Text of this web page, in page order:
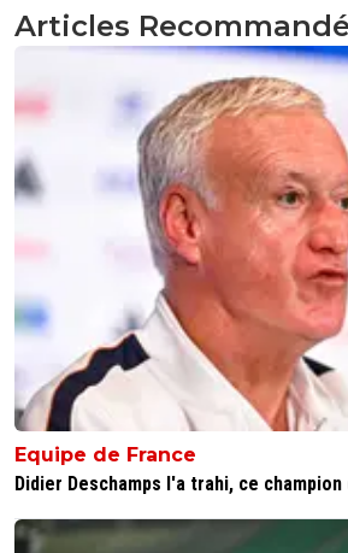
Je ne sais pas d'où
paraissent très
baissé son salaire
parle de 6M€
0 + Répondre
stadwylk 14 août 2021 à 9:19 + 0
Merci !C'est vrai que
Lyon.
0 Répondre
no-13-baby 14 août 2021 à 7:22 +3
Il veut pas venir a Lyon, lui ?
Répondre
Articles
Equipe de France
Didier Deschamps l'a trahi, ce